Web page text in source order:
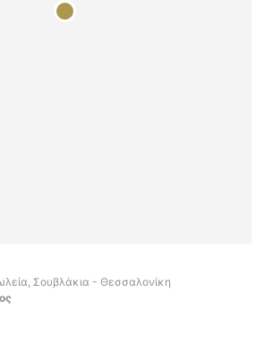
Σουβλάκια - Θεσσαλονίκη